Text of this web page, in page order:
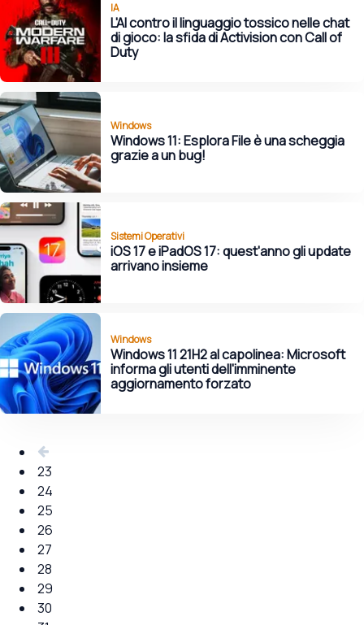
IA
L'AI contro il linguaggio tossico nelle chat
di gioco: la sfida di Activision con Call of
Duty
Windows
Windows 11: Esplora File è una scheggia
grazie a un bug!
Sistemi Operativi
iOS 17 e iPadOS 17: quest'anno gli update
arrivano insieme
Windows
Windows 11 21H2 al capolinea: Microsoft
informa gli utenti dell'imminente
aggiornamento forzato
23
24
25
26
27
28
29
30